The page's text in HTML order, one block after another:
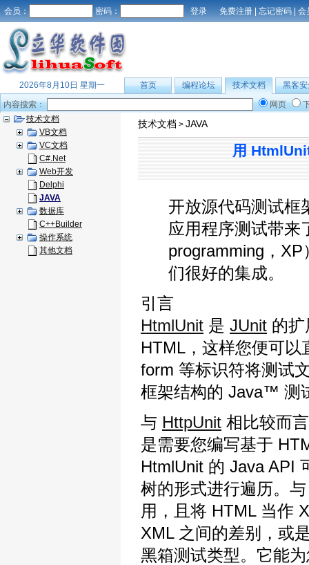
会员： 密码： 免费注册 | 忘记密码 | 会
2026年8月10日 星期一 首页 编程论坛 技术文档
黑客安
内容搜索：
网页
技术文档
VB文档
VC文档
C#.Net
Web开发
Delphi
JAVA
数据库
C++Builder
操作系统
其他文档
技术文档 > JAVA
用
开放源代码测试框
应用程序测试带来
programming，
们很好的集成。
引言
HtmlUnit 是 JUnit 的
HTML，这样您便可
form 等标识符将测试
框架结构的 Java™ 测
与 HttpUnit 相比较而
是需要您编写基于
HtmlUnit 的 Java API
树的形式进行遍历。
用，且将 HTML 当作
XML 之间的差别，或
黑箱测试类型。它能